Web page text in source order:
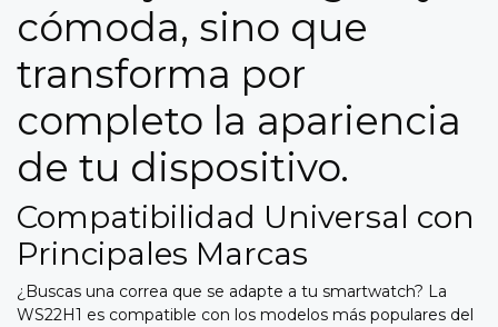
cómoda, sino que
transforma por
completo la apariencia
de tu dispositivo.
Compatibilidad Universal con
Principales Marcas
¿Buscas una correa que se adapte a tu smartwatch? La
WS22H1 es compatible con los modelos más populares del